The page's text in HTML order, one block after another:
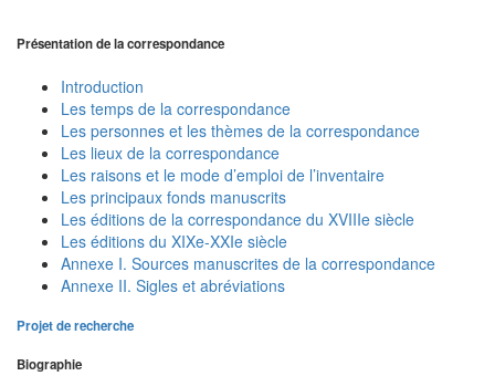
Présentation de la correspondance
Introduction
Les temps de la correspondance
Les personnes et les thèmes de la correspondance
Les lieux de la correspondance
Les raisons et le mode d’emploi de l’inventaire
Les principaux fonds manuscrits
Les éditions de la correspondance du XVIIIe siècle
Les éditions du XIXe-XXIe siècle
Annexe I. Sources manuscrites de la correspondance
Annexe II. Sigles et abréviations
Projet de recherche
Biographie